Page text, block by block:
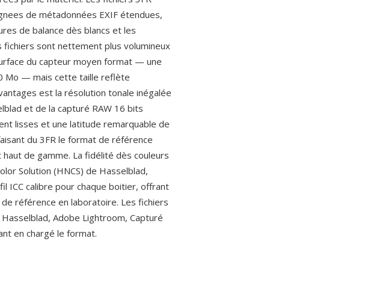
de métadonnées EXIF étendues,
de balance dès blancs et les
fichiers sont nettement plus volumineux
du capteur moyen format — une
Mo — mais cette taille reflète
est la résolution tonale inégalée
et de la capturé RAW 16 bits
lisses et une latitude remarquable de
du 3FR le format de référence
de gamme. La fidélité dès couleurs
Solution (HNCS) de Hasselblad,
ICC calibre pour chaque boitier, offrant
référence en laboratoire. Les fichiers
Adobe Lightroom, Capturé
en chargé le format.